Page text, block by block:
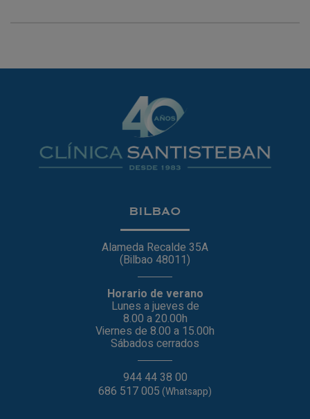
BILBAO
Alameda Recalde 35A
(Bilbao 48011)
Horario de verano
Lunes a jueves de
8.00 a 20.00h
Viernes de 8.00 a 15.00h
Sábados cerrados
944 44 38 00
686 517 005(Whatsapp)